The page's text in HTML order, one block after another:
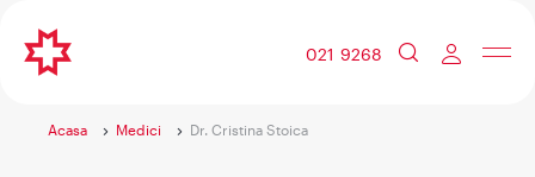
021 9268
Acasa Medici Dr. Cristina Stoica